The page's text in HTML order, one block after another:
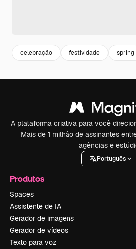
celebração festividade spring
A plataforma criativa para você
Mais de 1 milhão de assinantes
agências e
Português
Produtos
Spaces
Assistente de IA
Gerador de imagens
Gerador de vídeos
Texto para voz